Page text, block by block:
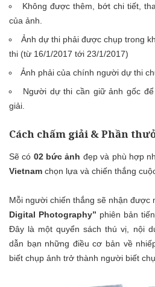
Không được thêm, bớt chi tiết,
của ảnh.
Ảnh dự thi phải được chụp trong
thi (từ 16/1/2017 tới 23/1/2017)
Ảnh phải của chính người dự thi
Người dự thi cần giữ ảnh gốc
giải.
Cách chấm giải & Phần
Sẽ có 02 bức ảnh đẹp và phù hợp
Vietnam chọn lựa và chiến thắng
Mỗi người chiến thắng sẽ nhận được
Digital Photography” phiên bản
Đây là một quyển sách thú vị, nội
dẫn bạn những điều cơ bản về
biết chụp ảnh trở thành người biết